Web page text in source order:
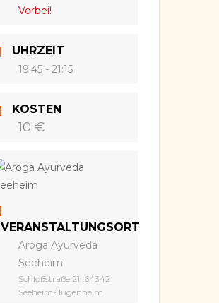
Vorbei!
UHRZEIT
19:45 - 21:15
KOSTEN
10 €
VERANSTALTUNGSORT
Aroga Ayurveda
Seeheim
Schloßstraße 21, 64342
Seeheim-Jugenheim